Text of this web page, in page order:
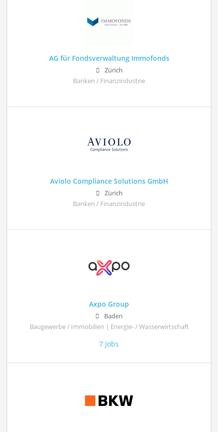
AG für Fondsverwaltung Immofonds
Zürich
Banken / Finanzindustrie
Aviolo Compliance Solutions GmbH
Zürich
Banken / Finanzindustrie
Axpo Group
Baden
Baugewerbe / Immobilien | Energie- / Wasserwirtschaft
7 Jobs